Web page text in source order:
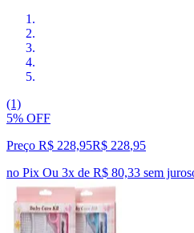
(1)
5% OFF
Preço R$ 228,95R$ 228,95
no Pix Ou 3x de R$ 80,33 sem juros